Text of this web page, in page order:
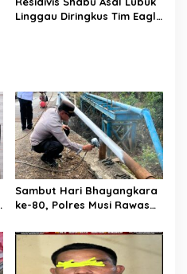
Linggau Diringkus Tim Eagle
Sambut Hari Bhayangkara
ke-80, Polres Musi Rawas
dan Perkuat Akses Warga
Jayaloka